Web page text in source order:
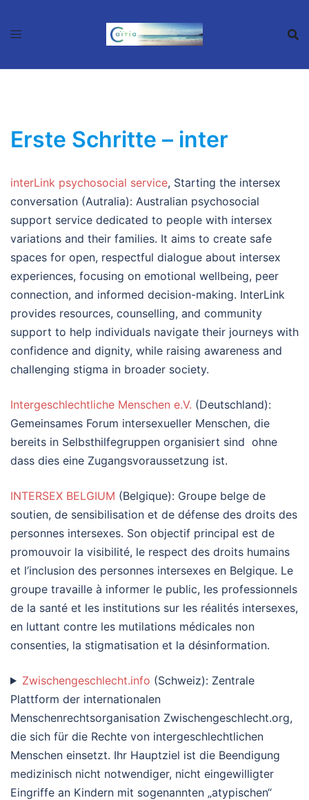
Inhalt
Erste Schritte – inter
interLink psychosocial service, Starting the intersex
conversation (Autralia): Australian psychosocial
support service dedicated to people with intersex
variations and their families. It aims to create safe
spaces for open, respectful dialogue about intersex
experiences, focusing on emotional wellbeing, peer
connection, and informed decision-making. InterLink
provides resources, counselling, and community
support to help individuals navigate their journeys with
confidence and dignity, while raising awareness and
challenging stigma in broader society.
Intergeschlechtliche Menschen e.V. (Deutschland):
Gemeinsames Forum intersexueller Menschen, die
bereits in Selbsthilfegruppen organisiert sind ­ ohne
dass dies eine Zugangsvoraussetzung ist.
INTERSEX BELGIUM (Belgique): Groupe belge de
soutien, de sensibilisation et de défense des droits des
personnes intersexes. Son objectif principal est de
promouvoir la visibilité, le respect des droits humains
et l’inclusion des personnes intersexes en Belgique. Le
groupe travaille à informer le public, les professionnels
de la santé et les institutions sur les réalités intersexes,
en luttant contre les mutilations médicales non
consenties, la stigmatisation et la désinformation.
Zwischengeschlecht.info (Schweiz): Zentrale
Plattform der internationalen
Menschenrechtsorganisation Zwischengeschlecht.org,
die sich für die Rechte von intergeschlechtlichen
Menschen einsetzt. Ihr Hauptziel ist die Beendigung
medizinisch nicht notwendiger, nicht eingewilligter
Eingriffe an Kindern mit sogenannten „atypischen“